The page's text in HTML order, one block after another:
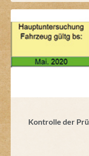
Kontrolle der